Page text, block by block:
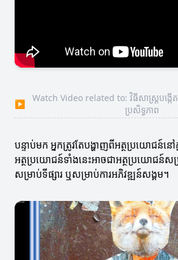
▶
Watch Video related to: វិធីសាស្ត្របង្ក
ប្រសិទ្ធភាព
បន្ទាប់មក អ្នកត្រូវតែបង្ហាញពីអត្ថប្រយោជន៍នៅ
អត្ថប្រយោជន៍ទាំងនេះអាចជាអត្ថប្រយោជន៍
សម្រាប់ទីផ្សារ ឬសម្រាប់ការអភិវឌ្ឍន៍សង្គម។